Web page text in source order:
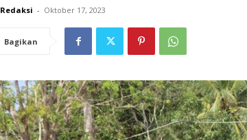
Redaksi - Oktober 17, 2023
Bagikan